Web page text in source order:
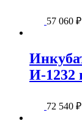
57 060 ₽
И-1232
72 540 ₽